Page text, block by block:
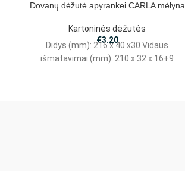
Dovanų dėžutė apyrankei CARLA mėlyna
Kartoninės dėžutės
€3.20
Didys (mm): 216 x 40 x30 Vidaus
išmatavimai (mm): 210 x 32 x 16+9